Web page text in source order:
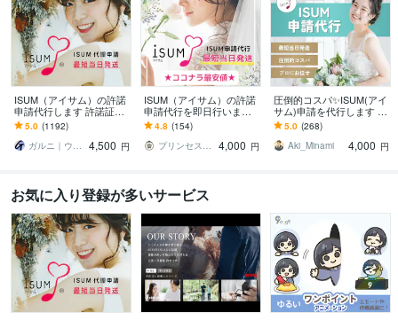
ISUM（アイサム）の許諾
申請代行します 許諾証発
送。複数曲の申請も承り
ます！JASRAC申請も可
能
5.0 (1192)
ガルニ｜ウェディングムービー＆ギフト
4,500 円
ISUM（アイサム）の許諾
申請代行を即日行います
丁寧なご案内での安心の
実績。自作ムービーに曲
入れの悩み解決。
4.8 (154)
プリンセスネット
4,000 円
圧倒的コスパ✨ISUM(アイ
サム)申請を代行します 最
短当日発送！圧倒的コス
パ！プロにお任せ！
5.0 (268)
Aki_Minami
4,000 円
お気に入り登録が多いサービス